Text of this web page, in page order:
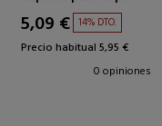
5,09 € 14% DTO.
Precio habitual 5,95 €
0 opiniones